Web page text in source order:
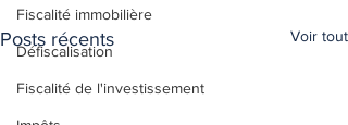
Fiscalité immobilière
Défiscalisation
Fiscalité de l'investissement
Posts récents Voir tout